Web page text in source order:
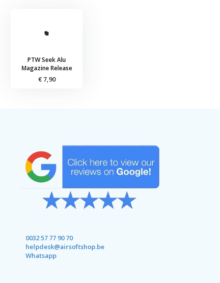
PTW Seek Alu
Magazine Release
€ 7,90
0032 57 77 90 70
helpdesk@airsoftshop.be
Whatsapp